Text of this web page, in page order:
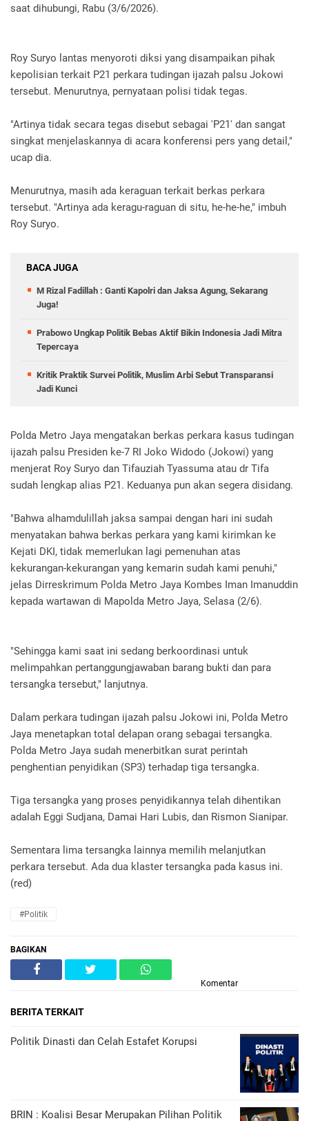
saat dihubungi, Rabu (3/6/2026).
Roy Suryo lantas menyoroti diksi yang disampaikan pihak
kepolisian terkait P21 perkara tudingan ijazah palsu Jokowi
tersebut. Menurutnya, pernyataan polisi tidak tegas.
"Artinya tidak secara tegas disebut sebagai 'P21' dan sangat
singkat menjelaskannya di acara konferensi pers yang detail,"
ucap dia.
Menurutnya, masih ada keraguan terkait berkas perkara
tersebut. "Artinya ada keragu-raguan di situ, he-he-he," imbuh
Roy Suryo.
BACA JUGA
M Rizal Fadillah : Ganti Kapolri dan Jaksa Agung, Sekarang
Juga!
Prabowo Ungkap Politik Bebas Aktif Bikin Indonesia Jadi Mitra
Tepercaya
Kritik Praktik Survei Politik, Muslim Arbi Sebut Transparansi
Jadi Kunci
Polda Metro Jaya mengatakan berkas perkara kasus tudingan
ijazah palsu Presiden ke-7 RI Joko Widodo (Jokowi) yang
menjerat Roy Suryo dan Tifauziah Tyassuma atau dr Tifa
sudah lengkap alias P21. Keduanya pun akan segera disidang.
"Bahwa alhamdulillah jaksa sampai dengan hari ini sudah
menyatakan bahwa berkas perkara yang kami kirimkan ke
Kejati DKI, tidak memerlukan lagi pemenuhan atas
kekurangan-kekurangan yang kemarin sudah kami penuhi,"
jelas Dirreskrimum Polda Metro Jaya Kombes Iman Imanuddin
kepada wartawan di Mapolda Metro Jaya, Selasa (2/6).
"Sehingga kami saat ini sedang berkoordinasi untuk
melimpahkan pertanggungjawaban barang bukti dan para
tersangka tersebut," lanjutnya.
Dalam perkara tudingan ijazah palsu Jokowi ini, Polda Metro
Jaya menetapkan total delapan orang sebagai tersangka.
Polda Metro Jaya sudah menerbitkan surat perintah
penghentian penyidikan (SP3) terhadap tiga tersangka.
Tiga tersangka yang proses penyidikannya telah dihentikan
adalah Eggi Sudjana, Damai Hari Lubis, dan Rismon Sianipar.
Sementara lima tersangka lainnya memilih melanjutkan
perkara tersebut. Ada dua klaster tersangka pada kasus ini.
(red)
#Politik
BAGIKAN
Komentar
BERITA TERKAIT
Politik Dinasti dan Celah Estafet Korupsi
BRIN : Koalisi Besar Merupakan Pilihan Politik